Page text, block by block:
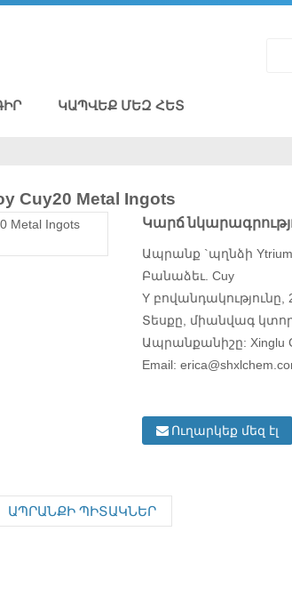
ԿԱՊՎԵՔ ՄԵԶ ՀԵՏ
Cuy20 Metal Ingots
Կարճ
Ապրանք `պղնձի Ytrium
Բանաձեւ. Cuy
Y բովանդակությունը,
Տեսքը, միանվագ
Ապրանքանիշը: Xinglu
Email:
Ուղարկեք մեզ էլ
ԱՊՐԱՆՔԻ ՊԻՏԱԿՆԵՐ